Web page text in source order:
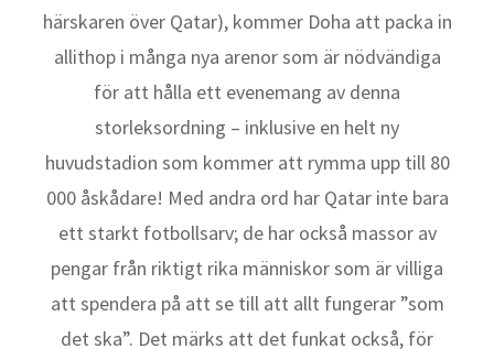
härskaren över Qatar), kommer Doha att packa in
allithop i många nya arenor som är nödvändiga
för att hålla ett evenemang av denna
storleksordning – inklusive en helt ny
huvudstadion som kommer att rymma upp till 80
000 åskådare! Med andra ord har Qatar inte bara
ett starkt fotbollsarv; de har också massor av
pengar från riktigt rika människor som är villiga
att spendera på att se till att allt fungerar ”som
det ska”. Det märks att det funkat också, för